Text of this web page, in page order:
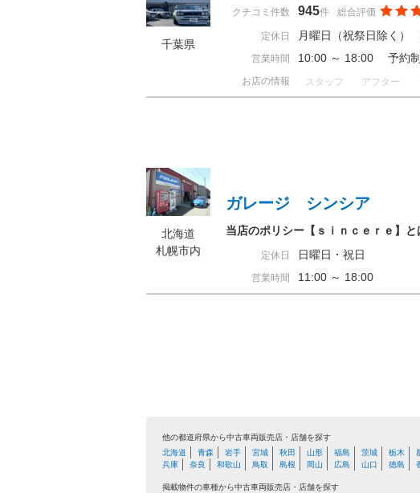
千葉県
クチコミ件数 945件 総合評価
定休日 月曜日（祝祭日除く）
営業時間 10:00 ～ 18:00 予約
お店の情報 スタッフ アフター
北海道
札幌市内
ガレージ シンシア
当店のポリシー【ｓｉｎｃｅｒｅ】
定休日 日曜日・祝日
営業時間 11:00 ～ 18:00
他の都道府県から中古車両販売店・店舗を探す
北海道
青森 岩手 宮城 秋田 山形 福島 茨城 栃木
兵庫
奈良 和歌山 鳥取 島根 岡山 広島 山口 徳島
掲載物件の車種から中古車両販売店・店舗を探す